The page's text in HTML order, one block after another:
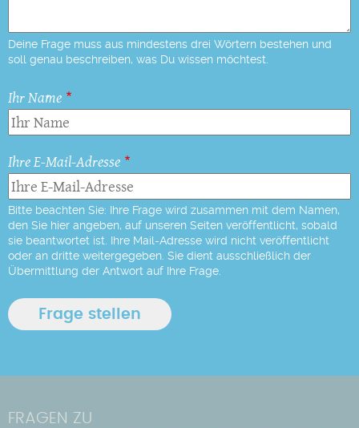
Deine Frage muss aus mindestens drei Wörtern bestehen und
soll genau beschreiben, was Du wissen möchtest.
Ihr Name
Ihre E-Mail-Adresse
Bitte beachten Sie: Ihre Frage wird zusammen mit dem Namen,
den Sie hier angeben, auf unseren Seiten veröffentlicht, sobald
sie beantwortet ist. Ihre Mail-Adresse wird nicht veröffentlicht
oder an dritte weitergegeben. Sie dient ausschließlich der
Übermittlung der Antwort auf Ihre Frage.
FRAGEN ZU